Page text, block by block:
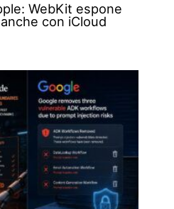
WebKit espone
con iCloud